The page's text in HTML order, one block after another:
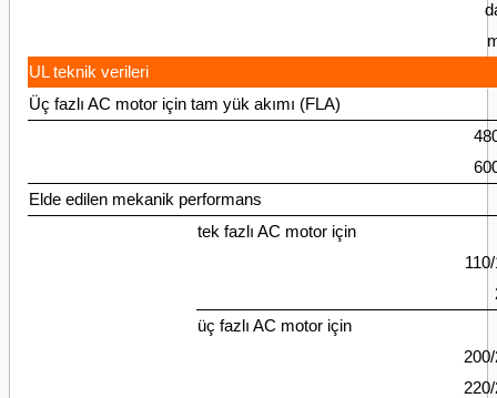
UL teknik verileri
Üç fazlı AC motor için tam yük akımı (FLA)
Elde edilen mekanik performans
tek fazlı AC motor için
üç fazlı AC motor için